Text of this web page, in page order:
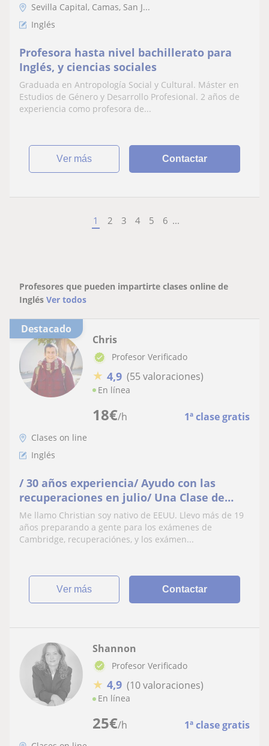
Sevilla Capital, Camas, San J...
Inglés
Profesora hasta nivel bachillerato para
Inglés, y ciencias sociales
Graduada en Antropología Social y Cultural. Máster en
Estudios de Género y Desarrollo Profesional. 2 años de
experiencia como profesora de...
ver más Contactar
1 2 3 4 5 6 ...
Profesores que pueden impartirte clases online de
Inglés Ver todos
Destacado
18€/h 1ª clase gratis
Chris
Profesor Verificado
★ 4,9 (55 valoraciones)
En línea
Clases on line
Inglés
/ 30 años experiencia/ Ayudo con las
recuperaciones en julio/ Una Clase de
prueba gratuita/ preparación para los
exámenes Cambridge B1 a C2
Me llamo Christian soy nativo de EEUU. Llevo más de 19
años preparando a gente para los exámenes de
Cambridge, recuperaciónes, y los exámen...
ver más Contactar
25€/h 1ª clase gratis
Shannon
Profesor Verificado
★ 4,9 (10 valoraciones)
En línea